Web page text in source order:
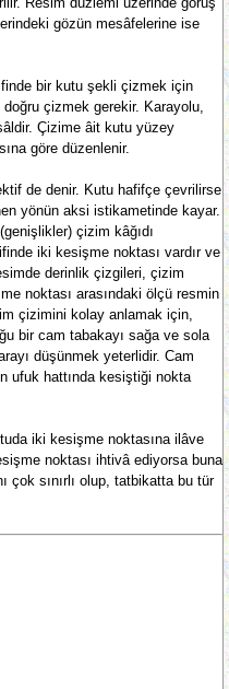
gözün mesâfelerine ise
bir kutu şekli çizmek için
çizmek gerekir. Karayolu,
Çizime âit kutu yüzey
göre düzenlenir.
de denir. Kutu hafifçe çevrilirse
yönün aksi istikametinde kayar.
çizim kâğıdı
iki kesişme noktası vardır ve
derinlik çizgileri, çizim
noktası arasındaki ölçü resmin
çizimini kolay anlamak için,
bir cam tabakayı sağa ve sola
düşünmek yeterlidir. Cam
ufuk hattında kesiştiği nokta
iki kesişme noktasına ilâve
noktası ihtivâ ediyorsa buna
çok sınırlı olup, tatbikatta bu tür